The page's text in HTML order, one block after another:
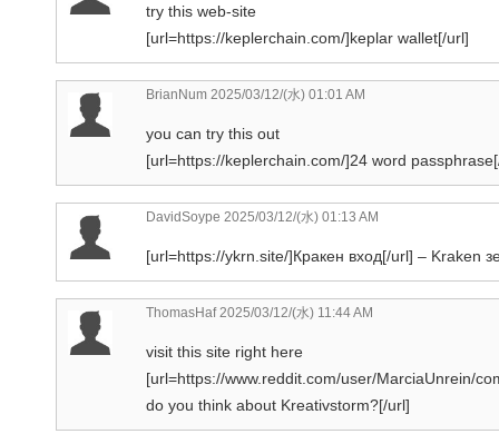
try this web-site
[url=https://keplerchain.com/]keplar wallet[/url]
BrianNum 2025/03/12/(水) 01:01 AM
you can try this out
[url=https://keplerchain.com/]24 word
DavidSoype 2025/03/12/(水) 01:13 AM
[url=https://ykrn.site/]Кракен вход[/url] – Kraken
ThomasHaf 2025/03/12/(水) 11:44 AM
visit this site right here
[url=https://www.reddit.com/user/MarciaUnrein/
do you think about Kreativstorm?[/url]